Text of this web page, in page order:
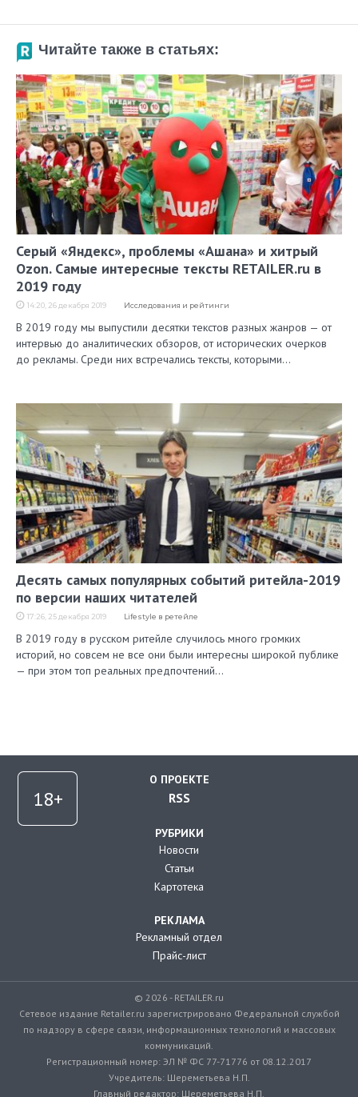
Читайте также в статьях:
Серый «Яндекс», проблемы «Ашана» и хитрый
Ozon. Самые интересные тексты RETAILER.ru в
2019 году
14:20, 26 декабря 2019 Исследования и рейтинги
В 2019 году мы выпустили десятки текстов разных жанров — от
интервью до аналитических обзоров, от исторических очерков
до рекламы. Среди них встречались тексты, которыми…
Десять самых популярных событий ритейла-2019
по версии наших читателей
17:26, 25 декабря 2019 Lifestyle в ретейле
В 2019 году в русском ритейле случилось много громких
историй, но совсем не все они были интересны широкой публике
— при этом топ реальных предпочтений…
О ПРОЕКТЕ
RSS
РУБРИКИ
Новости
Статьи
Картотека
РЕКЛАМА
Рекламный отдел
Прайс-лист
© 2026 - RETAILER.ru
Сетевое издание Retailer.ru зарегистрировано Федеральной службой
по надзору в сфере связи, информационных технологий и массовых
коммуникаций.
Регистрационный номер: ЭЛ № ФС 77-71776 от 08.12.2017
Учредитель: Шереметьева Н.П.
Главный редактор: Шереметьева Н.П.